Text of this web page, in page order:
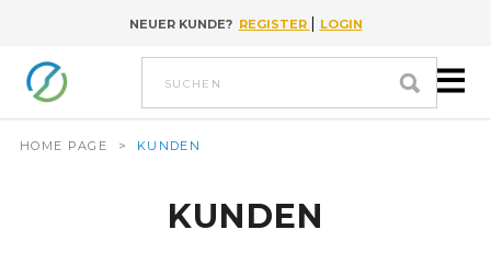
Go to contentNEUER KUNDE? REGISTER | LOGIN
suchen
HOME PAGE > KUNDEN
KUNDEN